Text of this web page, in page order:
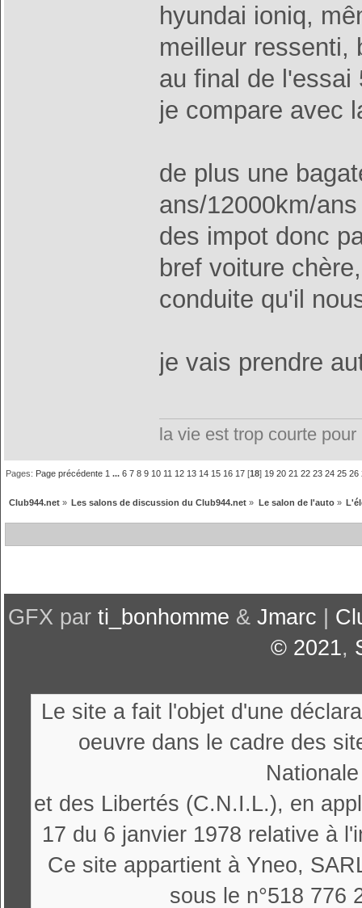
hyundai ioniq,
meilleur ressenti,
au final de l'essai
je compare avec
de plus une
ans/12000km/
des impot donc
bref voiture
conduite qu'il
je vais prendre
la vie est trop courte
Pages: Page précédente 1 ...6 7 8 9 10 11 12 13 14 15 16 17 [18] 19 20 21 22 23 24 25 26
Club944.net» Les salons de discussion du Club944.net » Le salon de l'auto»
GFX par ti_bonhomme & Jmarc
© 2021,
Le site a fait l'objet d'une
oeuvre dans le cadre des
et des Libertés (C.N.I.L.), en
17 du 6 janvier 1978 relative à
Ce site appartient à Yneo,
sous le n°518 776